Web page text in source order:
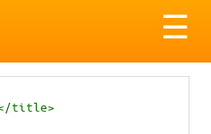
☰
title>